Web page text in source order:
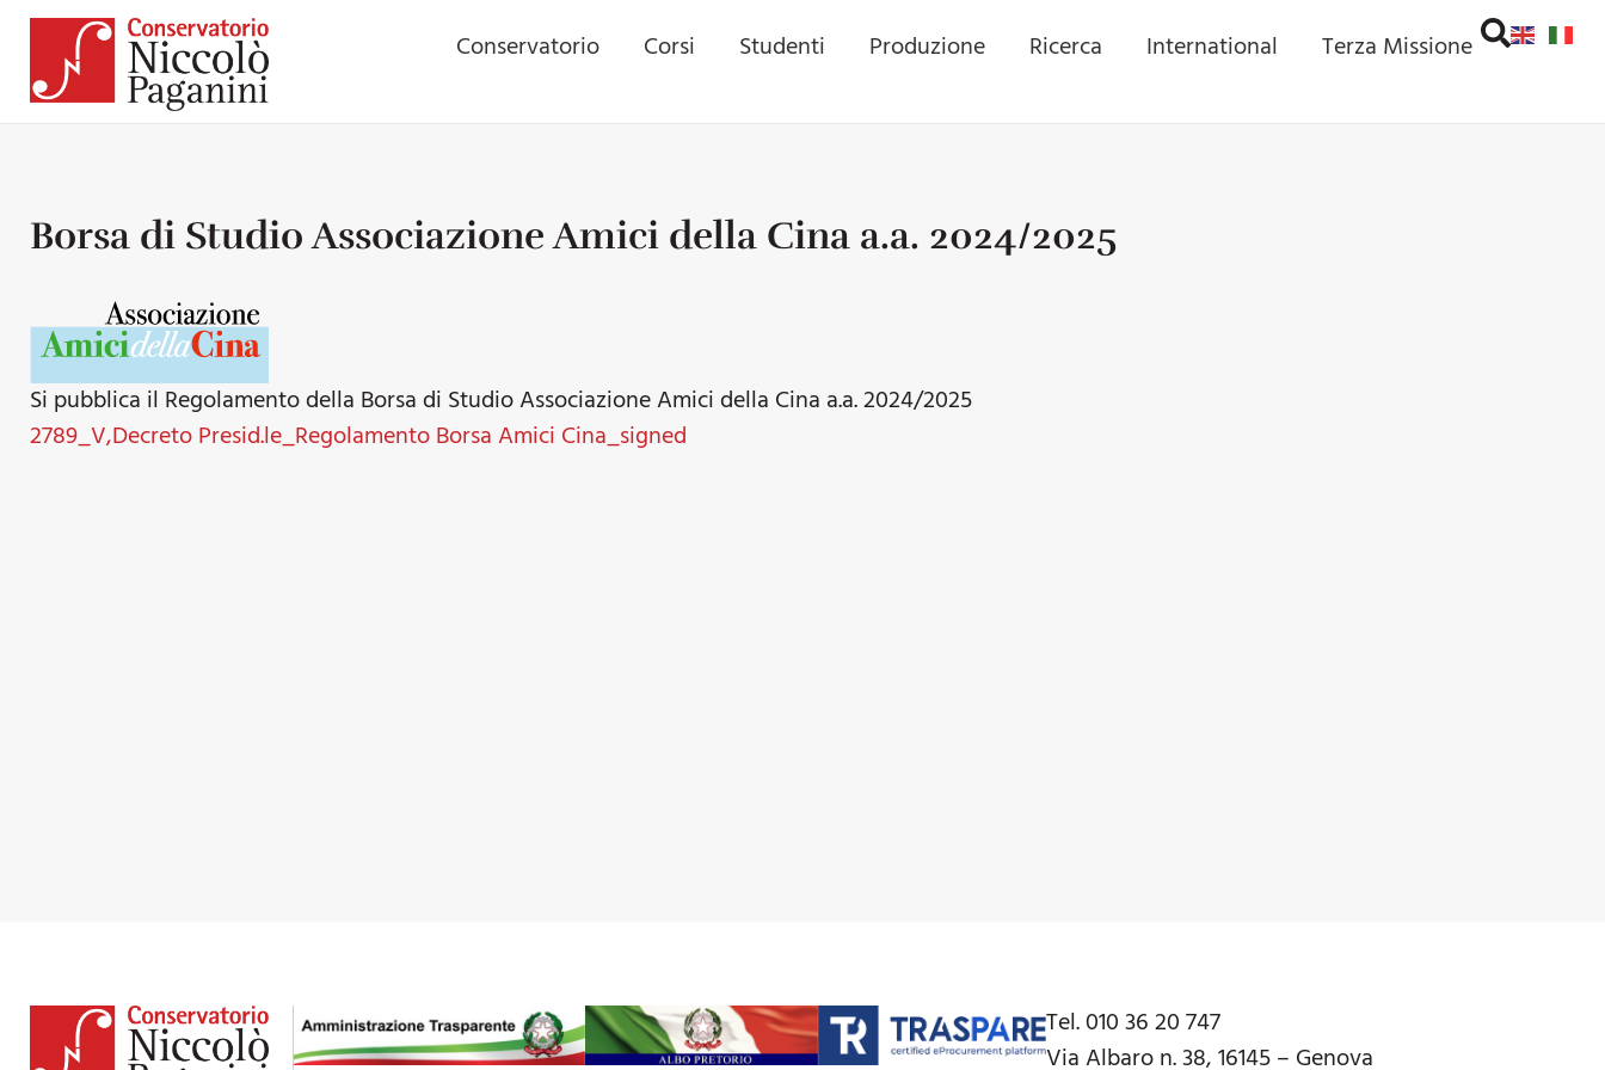
Conservatorio Corsi Studenti Produzione Ricerca International Terza Missione
Borsa di Studio Associazione Amici della Cina a.a. 2024/2025
Si pubblica il Regolamento della Borsa di Studio Associazione Amici della Cina a.a. 2024/2025
2789_V,Decreto Presid.le_Regolamento Borsa Amici Cina_signed
Tel. 010 36 20 747
Via Albaro n. 38, 16145 – Genova